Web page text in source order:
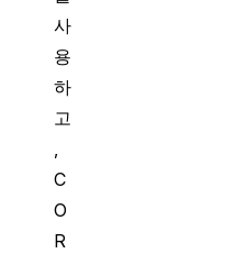
사
용
하
고
,
C
O
R